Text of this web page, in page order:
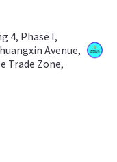
4, Phase I,
Avenue,
Trade Zone,